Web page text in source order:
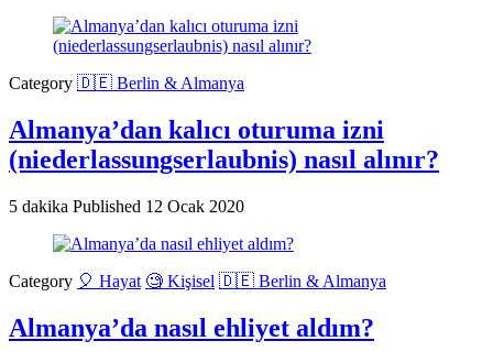
Category 🇩🇪 Berlin & Almanya
Almanya’dan kalıcı oturuma izni
(niederlassungserlaubnis) nasıl alınır?
5 dakika Published 12 Ocak 2020
Category 🎈 Hayat 🧐 Kişisel 🇩🇪 Berlin & Almanya
Almanya’da nasıl ehliyet aldım?